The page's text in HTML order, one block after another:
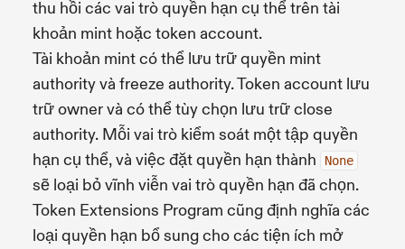
thu hồi các vai trò quyền hạn cụ thể trên tài
khoản mint hoặc token account.
Tài khoản mint có thể lưu trữ quyền mint
authority và freeze authority. Token account lưu
trữ owner và có thể tùy chọn lưu trữ close
authority. Mỗi vai trò kiểm soát một tập quyền
hạn cụ thể, và việc đặt quyền hạn thành
None
sẽ loại bỏ vĩnh viễn vai trò quyền hạn đã chọn.
Token Extensions Program cũng định nghĩa các
loại quyền hạn bổ sung cho các tiện ích mở